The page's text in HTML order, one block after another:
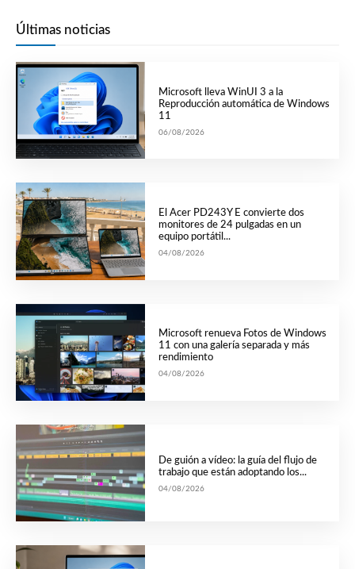
Últimas noticias
Microsoft lleva WinUI 3 a la
Reproducción automática de Windows
11
06/08/2026
El Acer PD243Y E convierte dos
monitores de 24 pulgadas en un
equipo portátil...
04/08/2026
Microsoft renueva Fotos de Windows
11 con una galería separada y más
rendimiento
04/08/2026
De guión a vídeo: la guía del flujo de
trabajo que están adoptando los...
04/08/2026